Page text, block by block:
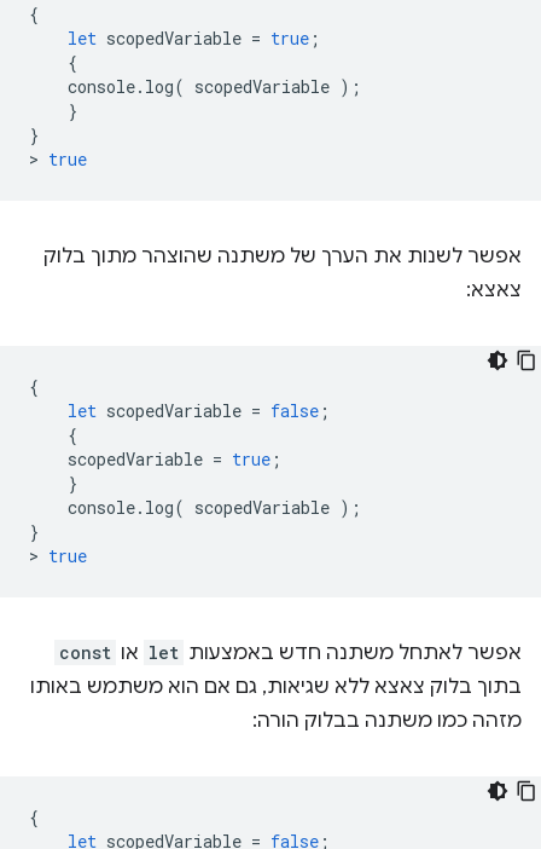
{
let scopedVariable = true ;
{
console. log( scopedVariable );
}
}
> true
אפשר לשנות את הערך של משתנה שהוצהר מתוך בלוק
צאצא:
{
let scopedVariable = false ;
{
scopedVariable = true ;
}
console. log( scopedVariable );
}
> true
אפשר לאתחל משתנה חדש באמצעות let או const
בתוך בלוק צאצא ללא שגיאות, גם אם הוא משתמש באותו
מזהה כמו משתנה בבלוק הורה:
{
let scopedVariable = false ;